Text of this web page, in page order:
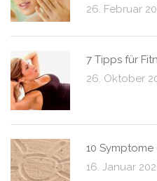
26. Februar
7 Tipps für
26. Oktober
10 Symptome
16. Januar